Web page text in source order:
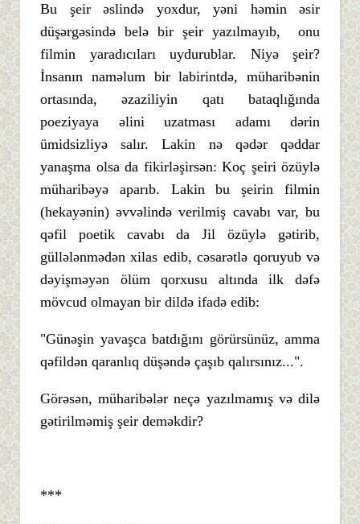
Bu şeir əslində yoxdur, yəni həmin əsir
düşərgəsində belə bir şeir yazılmayıb, onu
filmin yaradıcıları uydurublar. Niyə şeir?
İnsanın naməlum bir labirintdə, müharibənin
ortasında, əzaziliyin qatı bataqlığında
poeziyaya əlini uzatması adamı dərin
ümidsizliyə salır. Lakin nə qədər qəddar
yanaşma olsa da fikirləşirsən: Koç şeiri özüylə
müharibəyə aparıb. Lakin bu şeirin filmin
(hekayənin) əvvəlində verilmiş cavabı var, bu
qəfil poetik cavabı da Jil özüylə gətirib,
güllələnmədən xilas edib, cəsarətlə qoruyub və
dəyişməyən ölüm qorxusu altında ilk dəfə
mövcud olmayan bir dildə ifadə edib:
"Günəşin yavaşca batdığını görürsünüz, amma
qəfildən qaranlıq düşəndə çaşıb qalırsınız...".
Görəsən, müharibələr neçə yazılmamış və dilə
gətirilməmiş şeir deməkdir?
***